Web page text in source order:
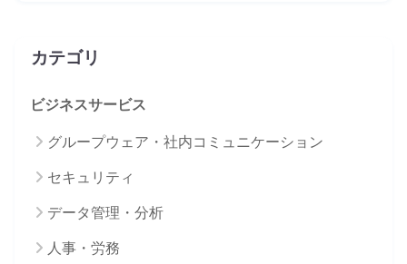
カテゴリ
ビジネスサービス
グループウェア・社内コミュニケーション
セキュリティ
データ管理・分析
人事・労務